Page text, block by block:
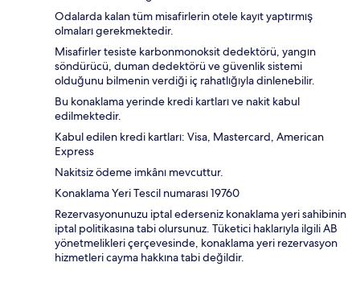
Odalarda kalan tüm misafirlerin otele kayıt yaptırmış
olmaları gerekmektedir.
Misafirler tesiste karbonmonoksit dedektörü, yangın
söndürücü, duman dedektörü ve güvenlik sistemi
olduğunu bilmenin verdiği iç rahatlığıyla dinlenebilir.
Bu konaklama yerinde kredi kartları ve nakit kabul
edilmektedir.
Kabul edilen kredi kartları: Visa, Mastercard, American
Express
Nakitsiz ödeme imkânı mevcuttur.
Konaklama Yeri Tescil numarası 19760
Rezervasyonunuzu iptal ederseniz konaklama yeri sahibinin
iptal politikasına tabi olursunuz. Tüketici haklarıyla ilgili AB
yönetmelikleri çerçevesinde, konaklama yeri rezervasyon
hizmetleri cayma hakkına tabi değildir.